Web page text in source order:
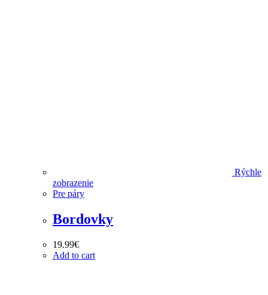
Rýchle
zobrazenie
Pre páry
Bordovky
19.99€
Add to cart